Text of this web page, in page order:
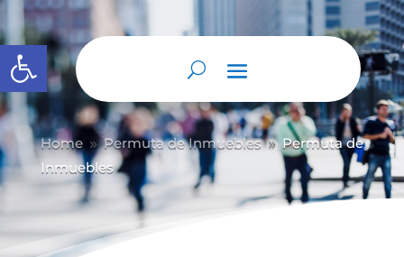
Abrir barra de herramientas
Home 9 Permuta de Inmuebles 9 Permuta de
Inmuebles